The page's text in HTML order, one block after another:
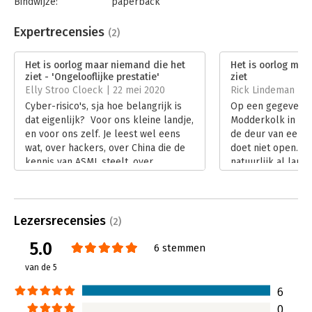
wereld van nu wil begrijpen, leest dit boek.' - Arjen Lubach
'Dit is nog beter dan John le Carré, want het is waar.' - Matthijs
van Nieuwkerk
'Huib Modderkolk is de perfecte gids in deze nieuwe wereld.' -
De Correspondent
'Modderkolks oorlogsboek leest als een thriller.' - Maxim
Februari
Uitgever:
Uitgeverij Podium
Verschijningsdatum:
21-7-2022
Hoofdrubriek: Internet en social media
Expertrecensies (2)
Het is oorlog maar niemand die het
ziet - 'Ongelooflijke prestatie'
Elly Stroo Cloeck | 22 mei 2020
Cyber-risico's, sja hoe belangrijk is
dat eigenlijk? Voor ons kleine landje,
en voor ons zelf. Je leest wel eens
wat, over hackers, over China die de
kennis van ASML steelt, over
En dat is nodig, want er zijn maar
echt begrijpen.
Het is oorlog
ziet
Rick Lindeman |
Op een gegeven
Modderkolk in
de deur van een
doet niet open.
natuurlijk al lang
Lezersrecensies (2)
5.0
van de 5
6 stemmen
6
0